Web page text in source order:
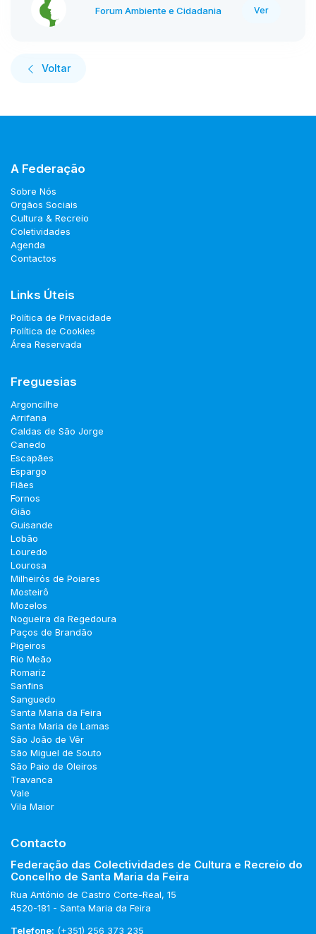
Forum Ambiente e Cidadania Ver
Voltar
A Federação
Sobre Nós
Orgãos Sociais
Cultura & Recreio
Coletividades
Agenda
Contactos
Links Úteis
Política de Privacidade
Política de Cookies
Área Reservada
Freguesias
Argoncilhe
Arrifana
Caldas de São Jorge
Canedo
Escapães
Espargo
Fiães
Fornos
Gião
Guisande
Lobão
Louredo
Lourosa
Milheirós de Poiares
Mosteirô
Mozelos
Nogueira da Regedoura
Paços de Brandão
Pigeiros
Rio Meão
Romariz
Sanfins
Sanguedo
Santa Maria da Feira
Santa Maria de Lamas
São João de Vêr
São Miguel de Souto
São Paio de Oleiros
Travanca
Vale
Vila Maior
Contacto
Federação das Colectividades de Cultura e Recreio do
Concelho de Santa Maria da Feira
Rua António de Castro Corte-Real, 15
4520-181 - Santa Maria da Feira
Telefone: (+351) 256 373 235